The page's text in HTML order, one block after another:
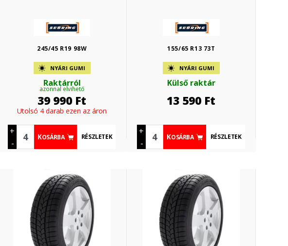
245/45 R19 98W
NYÁRI GUMI
Raktárról
azonnal elvihető
39 990 Ft
Utolsó 4 darab ezen az áron
+
-
KOSÁRBA RÉSZLETEK
155/65 R13 73T
NYÁRI GUMI
Külső raktár
13 590 Ft
+
-
KOSÁRBA RÉSZLETEK